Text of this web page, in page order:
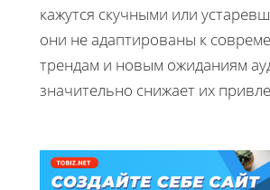
кажутся скучными или
они не адаптированы к
трендам и новым ожиданиям
значительно снижает их